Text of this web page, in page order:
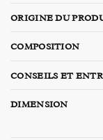
ORIGINE DU
COMPOSITION
CONSEILS ET
DIMENSION